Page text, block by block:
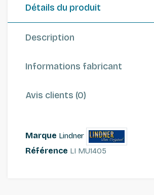
Détails du produit
Description
Informations fabricant
Avis clients (0)
Marque Lindner
Référence LI MU1405